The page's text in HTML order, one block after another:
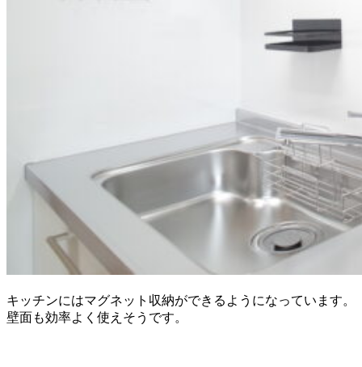
キッチンにはマグネット収納ができるようになっています。
壁面も効率よく使えそうです。